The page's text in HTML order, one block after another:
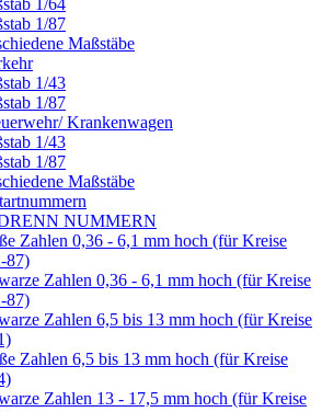
1/64
1/87
Maßstäbe
1/43
1/87
Krankenwagen
1/43
1/87
Maßstäbe
NUMMERN
Zahlen 0,36 - 6,1 mm hoch (für Kreise
87)
Zahlen 0,36 - 6,1 mm hoch (für Kreise
87)
Zahlen 6,5 bis 13 mm hoch (für Kreise
Zahlen 6,5 bis 13 mm hoch (für Kreise
Zahlen 13 - 17,5 mm hoch (für Kreise